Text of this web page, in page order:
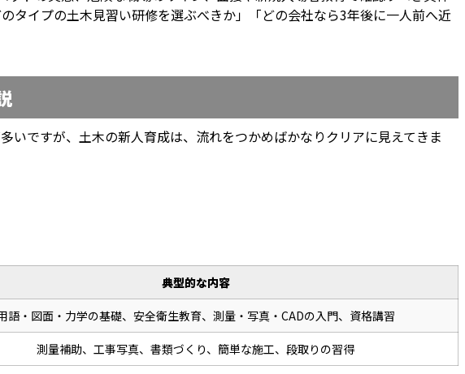
タイプの土木見習い研修を選ぶべきか」「どの会社なら3年後に一人前へ近
いですが、土木の新人育成は、流れをつかめばかなりクリアに見えてきま
典型的な内容
語・図面・力学の基礎、安全衛生教育、測量・写真・CADの入門、資格講習
測量補助、工事写真、書類づくり、簡単な施工、段取りの習得